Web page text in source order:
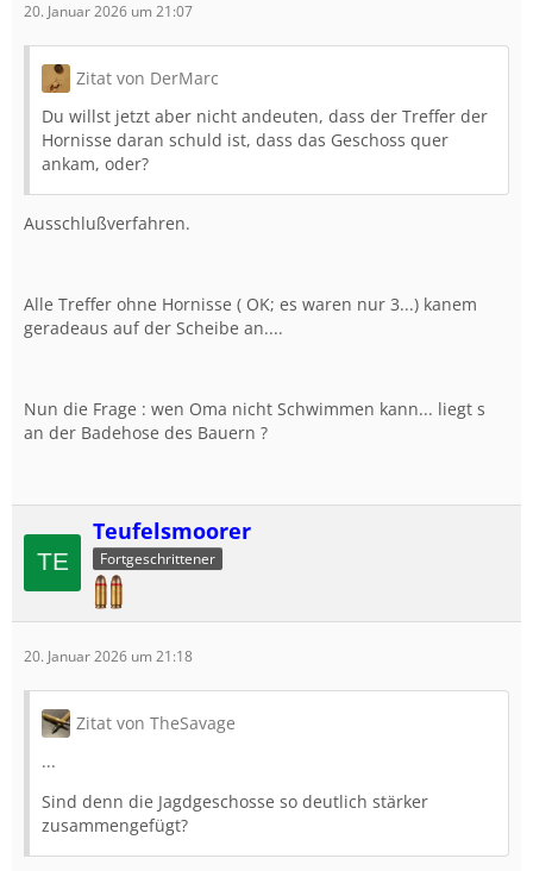
20. Januar 2026 um 21:07
Zitat von DerMarc
Du willst jetzt aber nicht andeuten, dass der Treffer der
Hornisse daran schuld ist, dass das Geschoss quer
ankam, oder?
Ausschlußverfahren.
Alle Treffer ohne Hornisse ( OK; es waren nur 3...) kanem
geradeaus auf der Scheibe an....
Nun die Frage : wen Oma nicht Schwimmen kann... liegt s
an der Badehose des Bauern ?
Teufelsmoorer
Fortgeschrittener
20. Januar 2026 um 21:18
Zitat von TheSavage
...
Sind denn die Jagdgeschosse so deutlich stärker
zusammengefügt?